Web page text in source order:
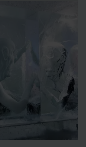
renskinn och en
och skön hela
en morgonbastu
relaxavdelning
i Riverside. Där
– en